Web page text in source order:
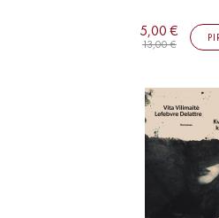
5,00 €
13,00 €